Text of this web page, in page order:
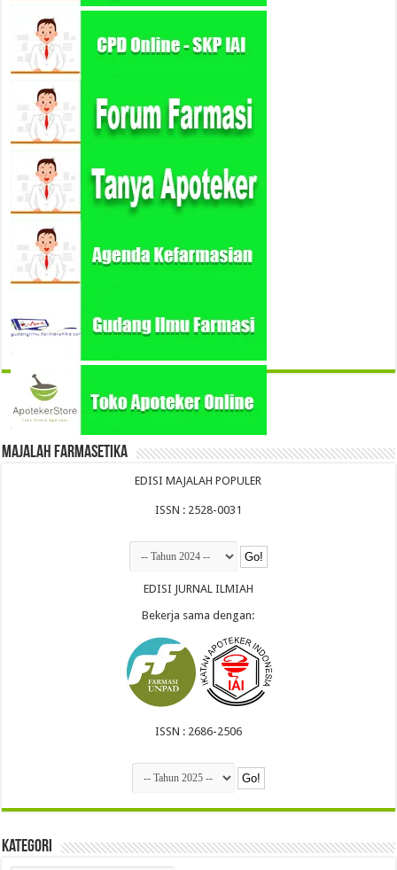
Majalah Farmasetika
EDISI MAJALAH POPULER
ISSN : 2528-0031
EDISI JURNAL ILMIAH
Bekerja sama dengan:
ISSN : 2686-2506
Kategori